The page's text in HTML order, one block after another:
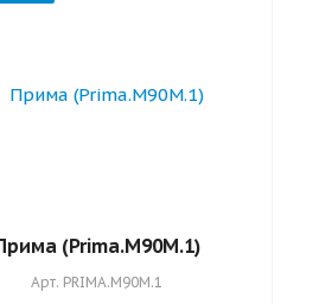
(Prima.M90M.1)
Арт. PRIMA.M90M.1